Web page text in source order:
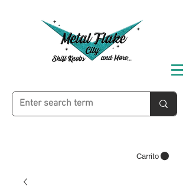
Carrito